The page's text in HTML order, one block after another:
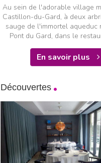
Au sein de l'adorable village
Castillon-du-Gard, à deux
sauge de l'immortel aqueduc
Pont du Gard, dans le
En savoir plus
Découvertes